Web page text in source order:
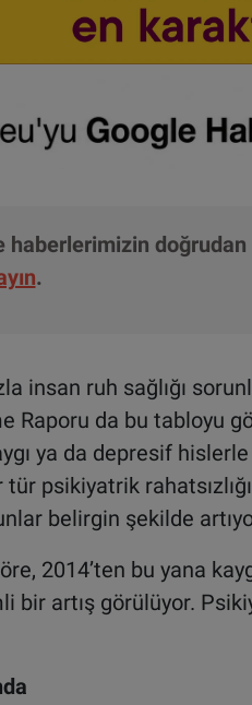
haberlerimizin
.
insan ruh sağlığı
Raporu da bu tabloyu
ya da depresif
psikiyatrik
belirgin şekilde
2014’ten bu yana
bir artış görülüyor.